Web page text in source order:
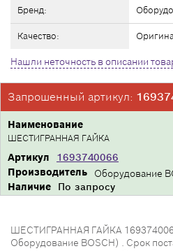
Бренд:
Качество:
Нашли неточность в описании
Запрошенный артикул:
Производитель Оборудование
Артикул 1693740066
Наименование
ШЕСТИГРАННАЯ ГАЙКА
Наличие По запросу
ШЕСТИГРАННАЯ ГАЙКА
Оборудование BOSCH) . Срок